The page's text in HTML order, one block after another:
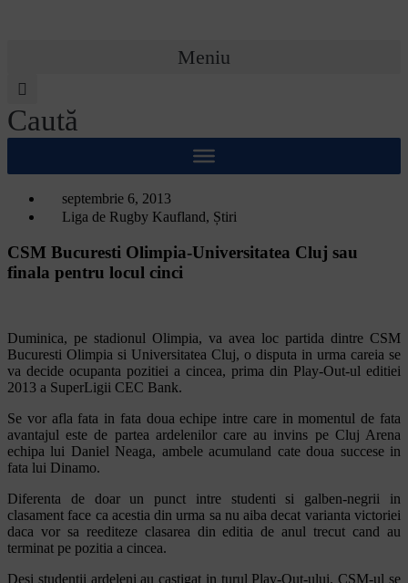
Meniu
Caută
septembrie 6, 2013
Liga de Rugby Kaufland, Știri
CSM Bucuresti Olimpia-Universitatea Cluj sau
finala pentru locul cinci
Duminica, pe stadionul Olimpia, va avea loc partida dintre CSM
Bucuresti Olimpia si Universitatea Cluj, o disputa in urma careia se
va decide ocupanta pozitiei a cincea, prima din Play-Out-ul editiei
2013 a SuperLigii CEC Bank.
Se vor afla fata in fata doua echipe intre care in momentul de fata
avantajul este de partea ardelenilor care au invins pe Cluj Arena
echipa lui Daniel Neaga, ambele acumuland cate doua succese in
fata lui Dinamo.
Diferenta de doar un punct intre studenti si galben-negrii in
clasament face ca acestia din urma sa nu aiba decat varianta victoriei
daca vor sa reediteze clasarea din editia de anul trecut cand au
terminat pe pozitia a cincea.
Desi studentii ardeleni au castigat in turul Play-Out-ului, CSM-ul se